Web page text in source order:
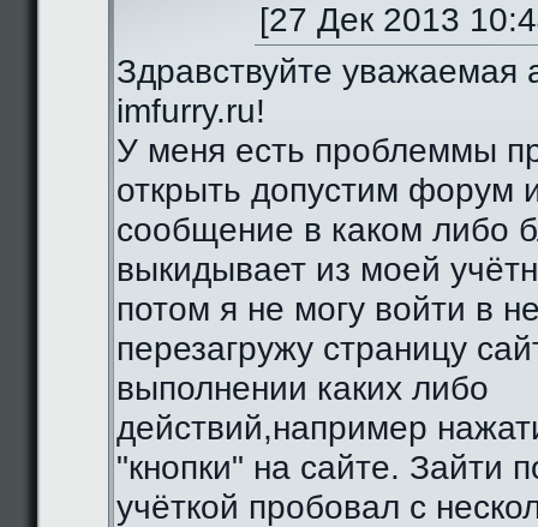
[27 Дек 2013
Здравствуйте уважаемая
imfurry.ru!
У меня есть проблеммы
открыть допустим форум
сообщение в каком либо
выкидывает из моей
потом я не могу войти в
перезагружу страницу
выполнении каких либо
действий,например
"кнопки" на сайте. Зайти
учёткой пробовал с